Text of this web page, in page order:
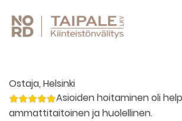
Ostaja, Helsinki
Asioiden hoitaminen oli
ammattitaitoinen ja huolellinen.